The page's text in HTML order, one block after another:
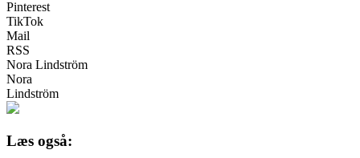
Pinterest
TikTok
Mail
RSS
Nora Lindström
Nora
Lindström
Læs også: